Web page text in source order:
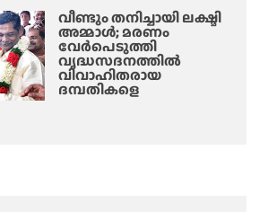
വീണ്ടും തനിച്ചായി ലക്ഷ്മി
അമ്മാള്‍; മരണം
വേർപെടുത്തി
വൃദ്ധസദനത്തില്‍
വിവാഹിതരായ
ദമ്പതികളെ